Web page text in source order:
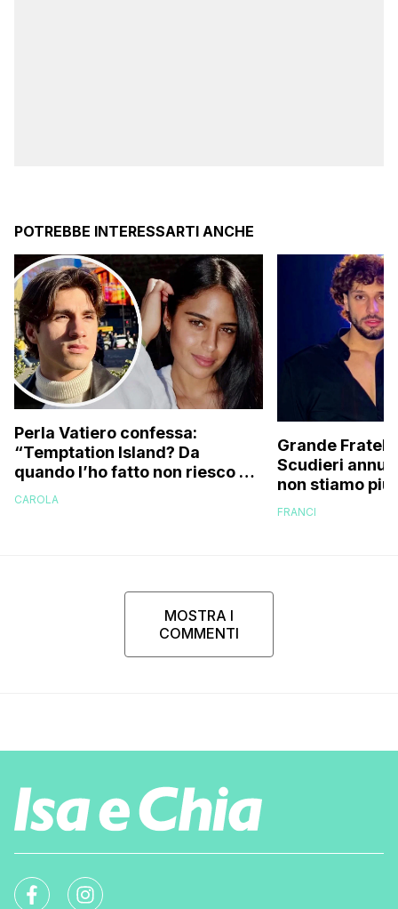
POTREBBE INTERESSARTI ANCHE
Perla Vatiero confessa:
“Temptation Island? Da
quando l’ho fatto non riesco più
a guardarlo perché…”
CAROLA
Grande
Scudieri
non stiamo
cose non
FRANCI
MOSTRA I
COMMENTI